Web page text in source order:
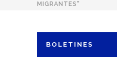
MIGRANTES"
BOLETINES